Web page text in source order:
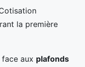
la première
aux plafonds